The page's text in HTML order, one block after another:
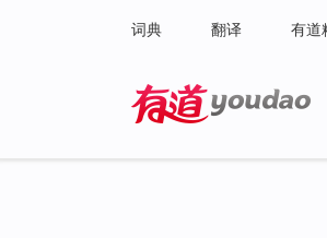
词典 翻译 有道